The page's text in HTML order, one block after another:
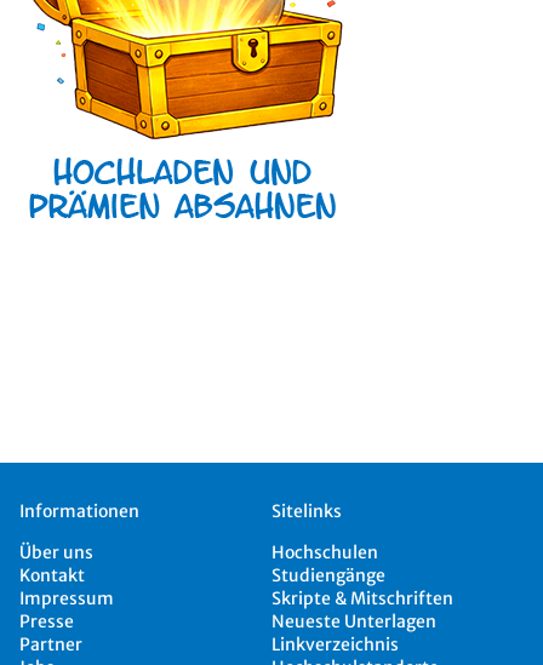
Informationen
Über uns
Kontakt
Impressum
Presse
Partner
Sitelinks
Hochschulen
Studiengänge
Skripte & Mitschriften
Neueste Unterlagen
Linkverzeichnis